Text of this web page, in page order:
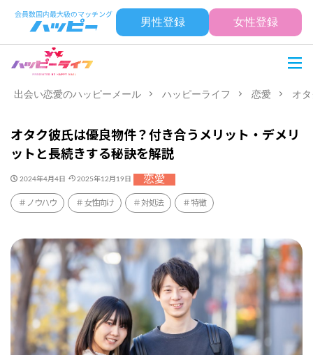
男性登録 女性登録
出会い恋愛のハッピーメール ハッピーライフ 恋愛 オ
オタク彼氏は優良物件？付き合うメリット・デメリ
ットと長続きする秘訣を解説
2024年4月4日 2025年12月19日 恋愛
ノウハウ 女性向け 対処法 特徴